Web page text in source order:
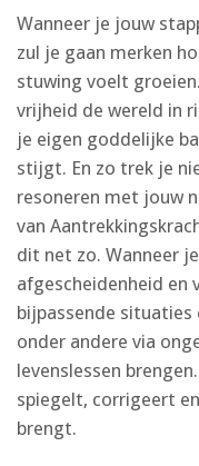
Wanneer je jouw
zul je gaan merken
stuwing voelt
vrijheid de wereld in
je eigen goddelijke
stijgt. En zo trek je
resoneren met jouw
van
dit net zo. Wanneer
afgescheidenheid en
bijpassende situaties
onder andere via
levenslessen
spiegelt, corrigeert
brengt.